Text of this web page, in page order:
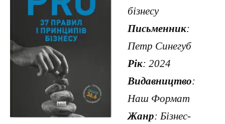
бізнесу
Письменник:
Петр Синегуб
Рік: 2024
Видавництво:
Наш Формат
Жанр: Бізнес-